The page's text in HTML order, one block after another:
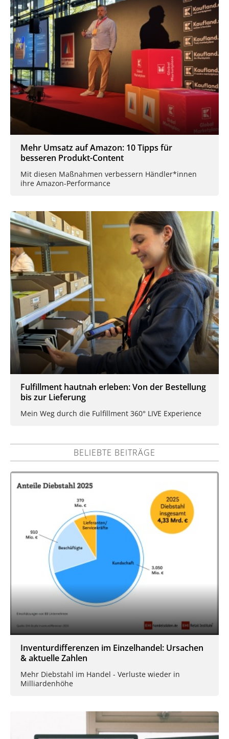
Mehr Umsatz auf Amazon: 10 Tipps für
besseren Produkt-Content
Mit diesen Maßnahmen verbessern Händler*innen
ihre Amazon-Performance
Fulfillment hautnah erleben: Von der Bestellung
bis zur Lieferung
Mein Weg durch die Fulfillment 360° LIVE Experience
BELIEBTE BEITRÄGE
Inventurdifferenzen im Einzelhandel: Ursachen
& aktuelle Zahlen
Mehr Diebstahl im Handel - Verluste wieder in
Milliardenhöhe